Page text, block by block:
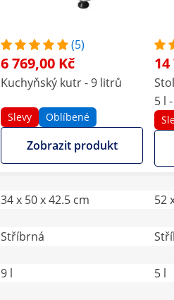
(5)
6 769,00 Kč
Kuchyňský kutr - 9 litrů
Slevy Oblíbené
Zobrazit produkt
14
5 l
34 x 50 x 42.5 cm 52
Stříbrná
9 l 5 l